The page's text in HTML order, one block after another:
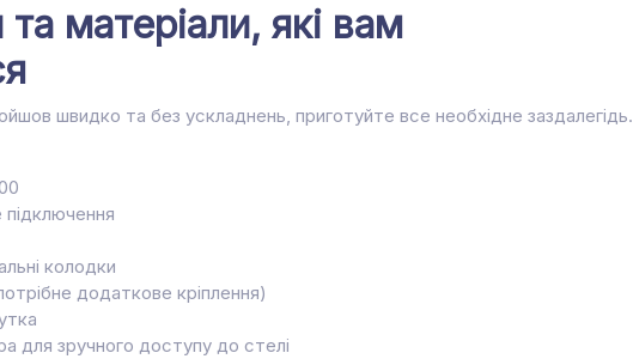
та матеріали, які вам
швидко та без ускладнень, приготуйте все необхідне заздалегідь.
підключення
колодки
додаткове кріплення)
для зручного доступу до стелі